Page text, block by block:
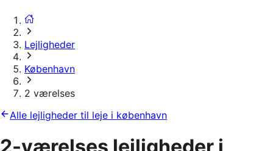
Lejligheder
København
2 værelses
Alle lejligheder til leje i københavn
2-værelses lejligheder i